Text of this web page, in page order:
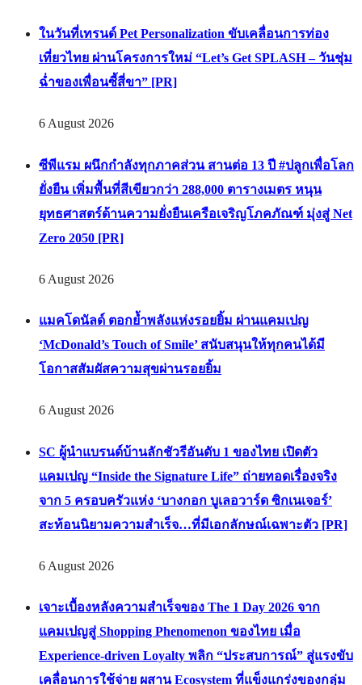
ในวันที่เทรนด์ Pet Personalization ขับเคลื่อนการท่อง
เที่ยวไทย ผ่านโครงการใหม่ “Let’s Get SPLASH – วันชุ่ม
ฉ่ำของเพื่อนซี้สี่ขา” [PR]
6 August 2026
ซีพีแรม ผนึกกำลังทุกภาคส่วน สานต่อ 13 ปี #ปลูกเพื่อโลก
ยั่งยืน เพิ่มพื้นที่สีเขียวกว่า 288,000 ตารางเมตร หนุน
ยุทธศาสตร์ด้านความยั่งยืนเครือเจริญโภคภัณฑ์ มุ่งสู่ Net
Zero 2050 [PR]
6 August 2026
แมคโดนัลด์ ตอกย้ำพลังแห่งรอยยิ้ม ผ่านแคมเปญ
‘McDonald’s Touch of Smile’ สนับสนุนให้ทุกคนได้มี
โอกาสสัมผัสความสุขผ่านรอยยิ้ม
6 August 2026
SC ผู้นำแบรนด์บ้านลักชัวรีอันดับ 1 ของไทย เปิดตัว
แคมเปญ “Inside the Signature Life” ถ่ายทอดเรื่องจริง
จาก 5 ครอบครัวแห่ง ‘บางกอก บูเลอวาร์ด ซิกเนเจอร์’
สะท้อนนิยามความสำเร็จ…ที่มีเอกลักษณ์เฉพาะตัว [PR]
6 August 2026
เจาะเบื้องหลังความสำเร็จของ The 1 Day 2026 จาก
แคมเปญสู่ Shopping Phenomenon ของไทย เมื่อ
Experience-driven Loyalty พลิก “ประสบการณ์” สู่แรงขับ
เคลื่อนการใช้จ่าย ผสาน Ecosystem ที่แข็งแกร่งของกลุ่ม